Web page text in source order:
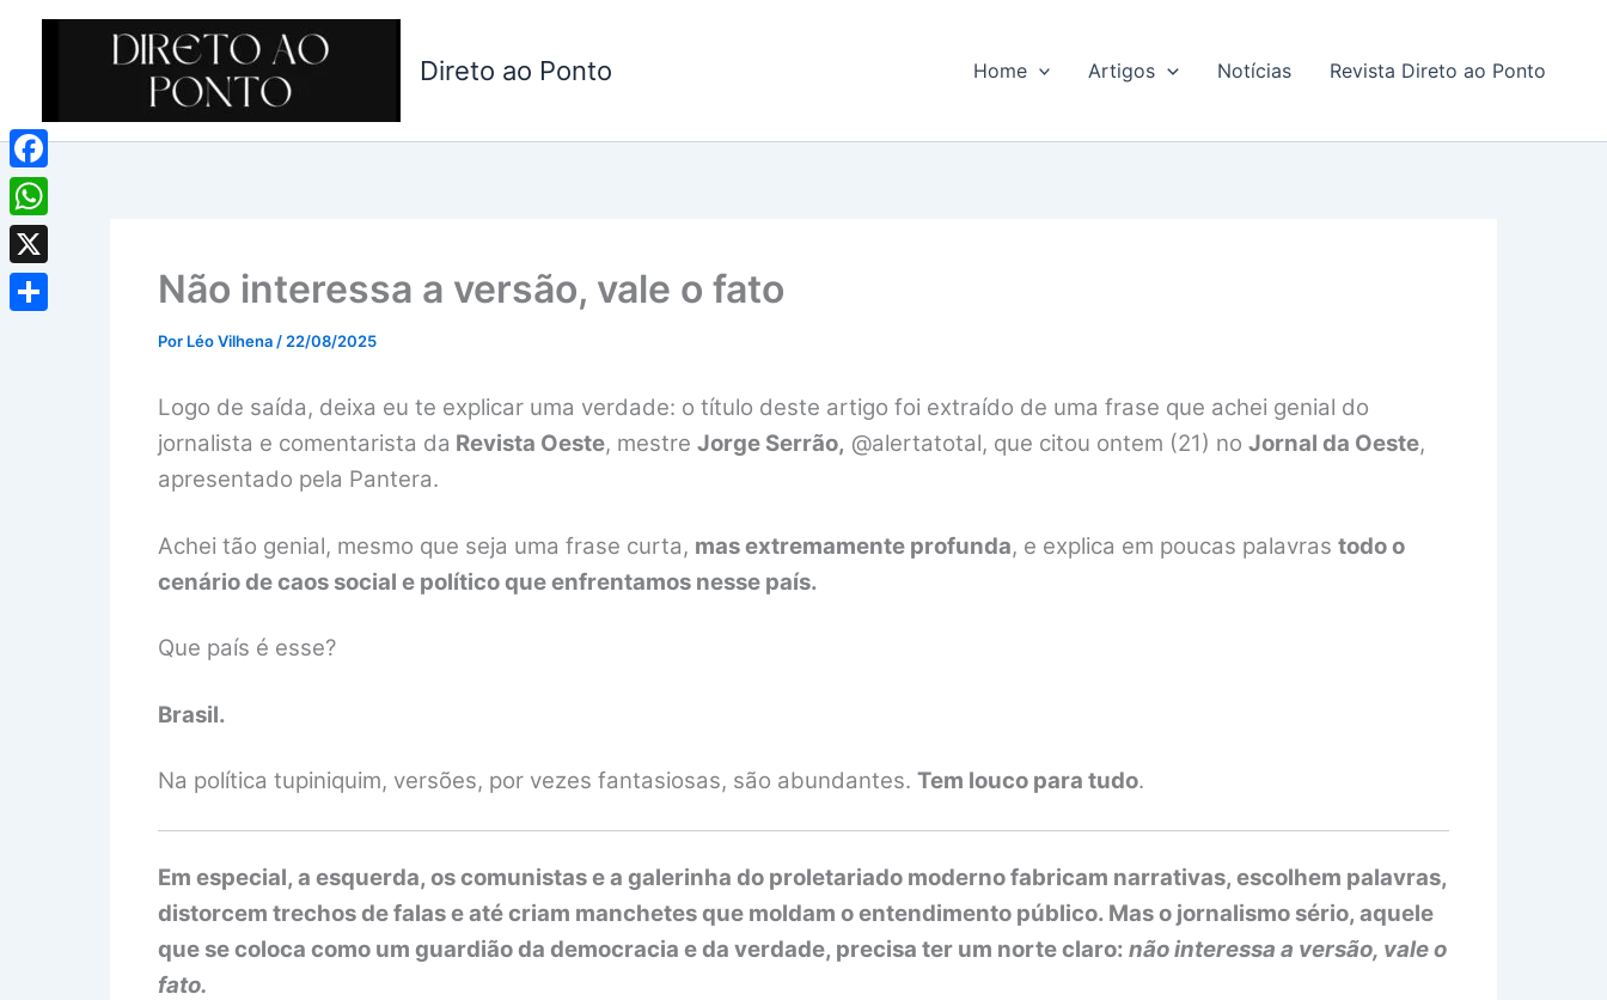
Direto ao Ponto Home Artigos Notícias Revista Direto ao Ponto
Não interessa a versão, vale o fato
Por Léo Vilhena / 22/08/2025
Logo de saída, deixa eu te explicar uma verdade: o título deste artigo foi extraído de uma frase que achei genial do
jornalista e comentarista da Revista Oeste, mestre Jorge Serrão, @alertatotal, que citou ontem (21) no Jornal da Oeste,
apresentado pela Pantera.
Achei tão genial, mesmo que seja uma frase curta, mas extremamente profunda, e explica em poucas palavras todo o
cenário de caos social e político que enfrentamos nesse país.
Que país é esse?
Brasil.
Na política tupiniquim, versões, por vezes fantasiosas, são abundantes. Tem louco para tudo.
Em especial, a esquerda, os comunistas e a galerinha do proletariado moderno fabricam narrativas, escolhem palavras,
distorcem trechos de falas e até criam manchetes que moldam o entendimento público. Mas o jornalismo sério, aquele
que se coloca como um guardião da democracia e da verdade, precisa ter um norte claro: não interessa a versão, vale o
fato.
Facebook
WhatsApp
X